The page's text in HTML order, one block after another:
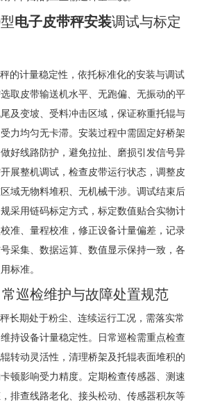
电子皮带秤安装调试与标定
的计量稳定性，依托标准化的安装与调试
取皮带输送机水平、无跑偏、无振动的平
及变坡、受料冲击区域，保证称重托辊与
力均匀无卡滞。安装过程中需固定好桥架
好线路防护，避免拉扯、磨损引发信号异
展整机调试，检查皮带运行状态，调整皮
域无物料堆积、无机械干涉。调试结束后
采用链码标定方式，标定数值贴合实物计
准、量程校准，修正设备计量偏差，记录
采集、数据运算、数值显示保持一致，各
标准。
巡检维护与故障处置规范
长期处于粉尘、连续运行工况，需落实常
持设备计量稳定性。日常巡检需重点检查
转动灵活性，清理桥架及托辊表面堆积的
顿影响受力精度。定期检查传感器、测速
排查线路老化、接头松动、传感器积灰等